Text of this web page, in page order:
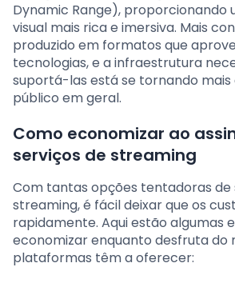
Dynamic Range), proporcionando
visual mais rica e imersiva. Mais
produzido em formatos que
tecnologias, e a infraestrutura
suportá-las está se tornando mais
público em geral.
Como economizar ao
serviços de streaming
Com tantas opções tentadoras de
streaming, é fácil deixar que os
rapidamente. Aqui estão algumas
economizar enquanto desfruta do
plataformas têm a oferecer: